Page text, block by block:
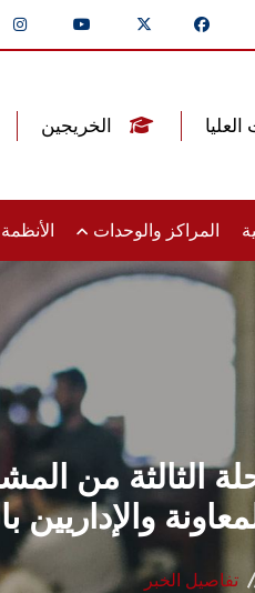
المراكز والوحدات
الثالثة من
والإداريين
تفاصيل الخبر